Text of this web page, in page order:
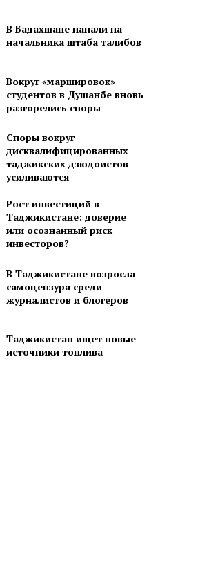
В Бадахшане напали на
начальника штаба талибов
Вокруг «маршировок»
студентов в Душанбе вновь
разгорелись споры
Споры вокруг
дисквалифицированных
таджикских дзюдоистов
усиливаются
Рост инвестиций в
Таджикистане: доверие
или осознанный риск
инвесторов?
В Таджикистане возросла
самоцензура среди
журналистов и блогеров
Таджикистан ищет новые
источники топлива